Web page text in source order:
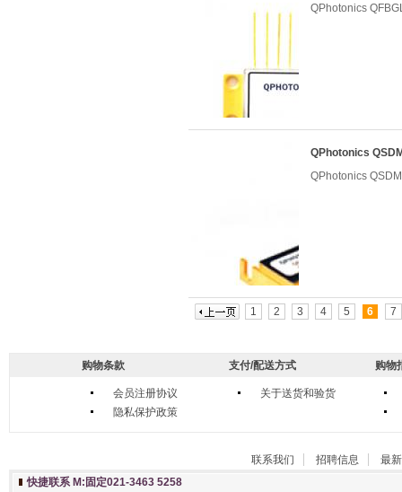
QPhotonics
QPhotonics
QPhotonics
1 2 3 4 5 6 7
购物条款
会员注册协议
隐私保护政策
支付/配送方式
关于送货和验货
购物
联系我们 招聘信息
最
快捷联系 M:固定021-3463 5258